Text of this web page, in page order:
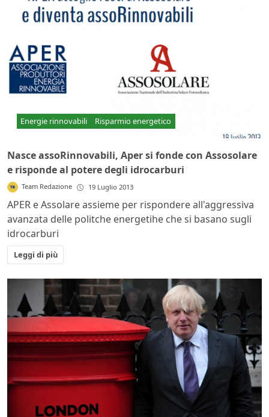
Energie rinnovabili Risparmio energetico
Nasce assoRinnovabili, Aper si fonde con Assosolare
e risponde al potere degli idrocarburi
Team Redazione 19 Luglio 2013
APER e Assolare assieme per rispondere all'aggressiva
avanzata delle politche energetihe che si basano sugli
idrocarburi
Leggi di più